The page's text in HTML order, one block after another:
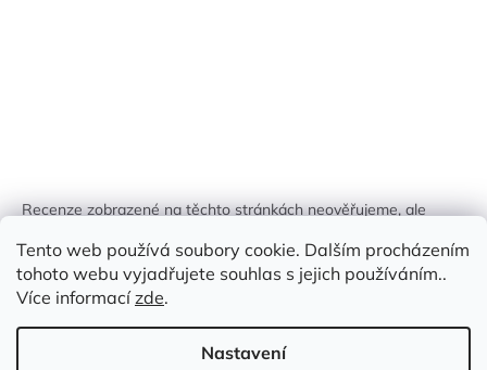
Tento web používá soubory cookie. Dalším procházením
tohoto webu vyjadřujete souhlas s jejich používáním..
Více informacízde.
Nastavení
Recenze zobrazené na těchto stránkách neověřujeme, ale
identifikován.
Vytvořil Shoptet